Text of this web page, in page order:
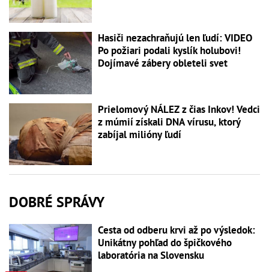
Hasiči nezachraňujú len ľudí: VIDEO
Po požiari podali kyslík holubovi!
Dojímavé zábery obleteli svet
Prielomový NÁLEZ z čias Inkov! Vedci
z múmií získali DNA vírusu, ktorý
zabíjal milióny ľudí
DOBRÉ SPRÁVY
Cesta od odberu krvi až po výsledok:
Unikátny pohľad do špičkového
laboratória na Slovensku